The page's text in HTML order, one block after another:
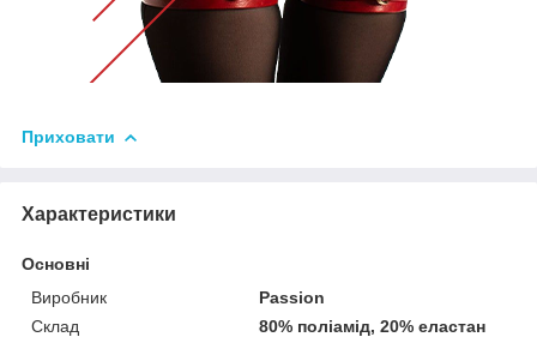
Приховати
Характеристики
Основні
Виробник
Passion
Склад
80% поліамід, 20% еластан